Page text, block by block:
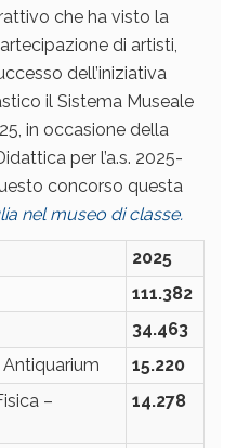
che ha visto la
di artisti,
dell’iniziativa
il Sistema Museale
in occasione della
per l’a.s. 2025-
concorso questa
nel museo di classe.
2025
111.382
34.463
15.220
–
14.278